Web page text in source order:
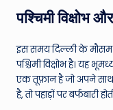
पश्चिमी विक्षोभ
इस समय दिल्ली के
पश्चिमी विक्षोभ है। यह
एक तूफ़ान है जो अपने
है, तो पहाड़ों पर बर्फबारी